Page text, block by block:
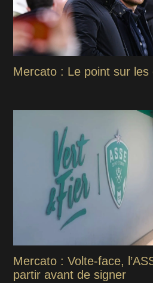
Mercato : Le point sur les
Mercato : Volte-face,
partir avant de signer